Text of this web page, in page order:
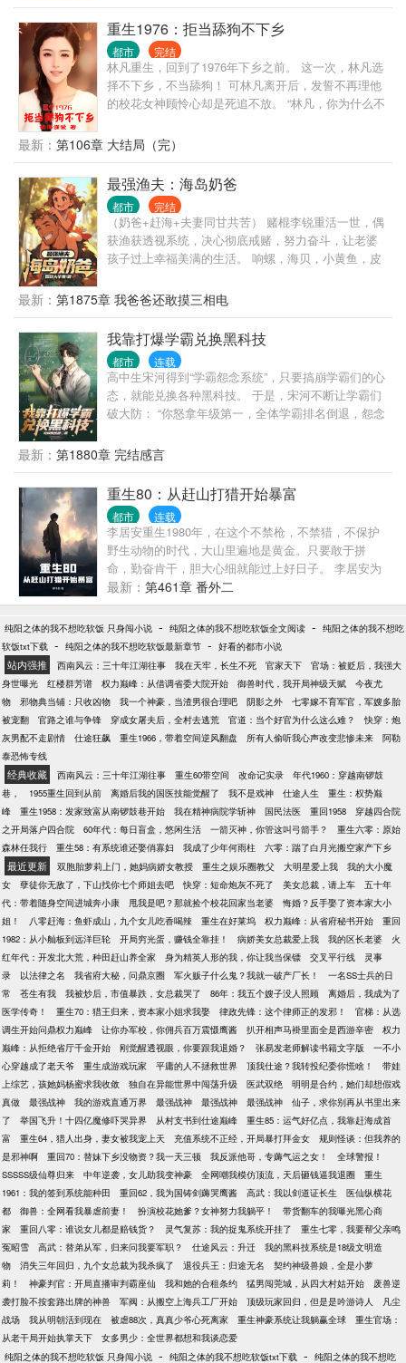
获得新手礼包，获得洗髓丹1颗…… 叮，恭喜宿主获得
技能格斗大师…… 叮，恭喜宿主大黑十10张，五花肉
5斤…… 叮……
重生1976：拒当舔狗不下乡
都市 完结
林凡重生，回到了1976年下乡之前。 这一次，林凡选
择不下乡，不当舔狗！ 可林凡离开后，发誓不再理他
的校花女神顾怜心却是死追不放。 “林凡，你为什么不
欢你，我们处对象好不好？” 林凡一脸冷漠：都重生
了，谁还谈恋爱啊？ 恋爱，狗都不谈！ 从小就被调包
了的林凡，面对顶替自己的身份的养子，黑心莲养
女，毒水母后妈，在这火红年代中闯出了一片天地！
（本文是无系统都市种田日常年代文，不是现代文，
谢谢！）
最新： 第106章 大结局（完）
最强渔夫：海岛奶爸
都市 完结
（奶爸+赶海+夫妻同甘共苦） 赌棍李锐重活一世，偶
获渔获透视系统，决心彻底戒赌，努力奋斗，让老婆
孩子过上幸福美满的生活。 响螺，海贝，小黄鱼，皮
最新： 第1875章 我爸爸还敢摸三相电
我靠打爆学霸兑换黑科技
都市 连载
高中生宋河得到“学霸怨念系统”，只要搞崩学霸们的心
态，就能兑换各种黑科技。 于是，宋河不断让学霸们
破大防： “你怒拿年级第一，全体学霸排名倒退，怨念
你的老师，怨念值＋1000！” “全班第二丁阳泽得知他
暗恋的女神是你的舔狗，心态爆炸，怨念值＋800！”
“你宣布对不友好国家进行技术封锁，怨念值＋4亿！”
“你积累的怨念值突破十万点，获得技能过目不忘！”
“你积累的怨念值突破百万点，获得延寿基因技术！”
“你积累的怨念值突破千万点，获得星际飞船样本！”
宋河难绷，你们学霸这么容易破防的？再这么下去，
我可真要无敌了……
最新： 第1880章 完结感言
重生80：从赶山打猎开始暴富
都市 连载
李居安重生1980年，在这个不禁枪，不禁猎，不保护
野生动物的时代，大山里遍地是黄金。只要敢于拼
命，勤奋肯干，胆大心细就能过上好日子。 李居安为
了弥补前世遗憾，决定悬崖勒马走正道，提起猎枪，
过起了跑山打猎的生活。 没想到，他闯出了小李炮的
名号，获得了杰出青年奖状。 这个年代有草莽与野
性。李居安放弃前世浮华，赶山打猎，虽危险艰辛，
却自由幸福，从赶山打猎开始发家致富。
最新： 第461章 番外二
纯阳之体的我不想吃软饭 只身闯小说 - 纯阳之体的我不想吃软饭全文阅读 - 纯阳之体的我不想吃
软饭txt下载 - 纯阳之体的我不想吃软饭最新章节 - 好看的都市小说
站内强推 西南风云：三十年江湖往事 我在天牢，长生不死 官家天下
官场：被贬后，我强大
身世曝光
红楼群芳谱 权力巅峰：从借调省委大院开始 御兽时代，我开局神级天赋
今夜尤
物
邪物典当铺：只收凶物 我一个神豪，当渣男很合理吧 阴影之外
七零嫁不育军官，军嫂多胎
被宠翻
官路之谁与争锋 穿成女屠夫后，全村去逃荒 官道：当个好官为什么这么难？
快穿：炮
灰男配不走剧情
仕途狂飙 重生1966，带着空间逆风翻盘 所有人偷听我心声改变悲惨未来
阿勒
泰恐怖专线
经典收藏 西南风云：三十年江湖往事 重生60带空间 改命记实录
年代1960：穿越南锣鼓
巷，
1955重生回到从前 离婚后我的国医技能觉醒了 我不是戏神 仕途人生
重生：权势巅
峰
重生1958：发家致富从南锣鼓巷开始 我在精神病院学斩神 国民法医 重回1958
穿越四合院
之开局落户四合院
60年代：每日盲盒，悠闲生活 一箭灭神，你管这叫弓箭手？
重生六零：原始
森林任我行
重生58：有系统谁还娶俏寡妇 我成了少年何雨柱 六零：踹了白月光搬空家产下乡
最近更新 双胞胎萝莉上门，她妈病娇女教授 重生之娱乐圈教父 大明星爱上我
我的大小魔
女
孽徒你无敌了，下山找你七个师姐去吧 快穿：短命炮灰不死了 美女总裁，请上车
五十年
代：带着随身空间进城奔小康
甩我是吧？那就捡个校花回家当老婆
悔婚？反手娶了资本家大小
姐！
八零赶海：鱼虾成山，九个女儿吃香喝辣 重生在好莱坞 权力巅峰：从省府秘书开始
重回
1982：从小舢板到远洋巨轮
开局穷光蛋，赚钱全靠挂！ 病娇美女总裁爱上我 我的区长老婆
火
红年代：开发北大荒，种田赶山养全家
身为精英人形的我，你让我当保镖 交叉平行线
灵事
录
以法律之名 我省府大秘，问鼎京圈 军火贩子什么鬼？我就一破产厂长！
一名SS士兵的日
常
苍生有我 我被炒后，市值暴跌，女总裁哭了 86年：我五个嫂子没人照顾
离婚后，我成为了
医学传奇！
重生70：猎王归来，资本家小姐求我娶 律政先锋：这个律师正的发邪！
官梯：从选
调生开始问鼎权力巅峰
让你办军校，你佣兵百万震慑鹰酱 扒开相声马褂里面全是西游辛密
权力
巅峰：从拒绝省厅千金开始
刚觉醒透视眼，你要跟我退婚？ 张易发老师解读书籍文字版
一不小
心穿越成了老天爷
重生成游戏玩家 平庸的人不拯救世界 顶我仕途？我转投纪委你慌啥！
带娃
上综艺，孩她妈杨蜜求我收敛
独自在异能世界中闯荡升级 医武双绝
明明是合约，她们却想假戏
真做
最强战神 我的游戏直通万界 最强战神 最强战神 最强战神
仙子，求你别再从书里出来
了
举国飞升！十四亿魔修吓哭异界 从村支书到仕途巅峰
重生85：运气好亿点，我靠赶海成首
富
重生64，猎人出身，妻女被我宠上天 充值系统不正经，开局暴打拜金女
规则怪谈：但我养的
是邪神啊
重回70：替妹下乡没物资？我一天三顿 我反派他哥，专薅气运之女！
全球警报！
SSSSS级仙尊归来
中年逆袭，女儿助我变神豪 全网嘲我模仿顶流，天后砸钱逼我退圈
重生
1961：我的签到系统能种田
重回62，我为国铸剑薅哭鹰酱 高武：我以剑道证长生
医仙纵横花
都
御兽：全网看我暴虐前妻！ 扮演校花她爹？女神努力我躺平！
带货翻车的我曝光黑心商
家
重回八零：谁说女儿都是赔钱货？ 灵气复苏：我的捉鬼系统开挂了
重生七零，我要帮父亲鸣
冤昭雪
高武：替弟从军，归来问我要军职？ 仕途风云：升迁
我的黑科技系统是18级文明造
物
消失三年回归，九个女总裁为我杀疯了 退役兵王：归途无名
契约神级兽娘，全是小萝
莉！
神豪判官：开局直播审判霸座仙 我和她的合租条约 猛男闯莞城，从四大村姑开始
废兽逆
袭打脸不按套路出牌的神兽
军阀：从搬空上海兵工厂开始 顶级玩家回归，但是是吟游诗人
凡尘
战场
我从明朝活到现在 被虐88次，真真少爷心死离家 重生神豪系统让我躺赢全球
重生官场：
从老干局开始执掌天下
女多男少：全世界都想和我谈恋爱
纯阳之体的我不想吃软饭 只身闯小说 - 纯阳之体的我不想吃软饭txt下载 - 纯阳之体的我不想吃